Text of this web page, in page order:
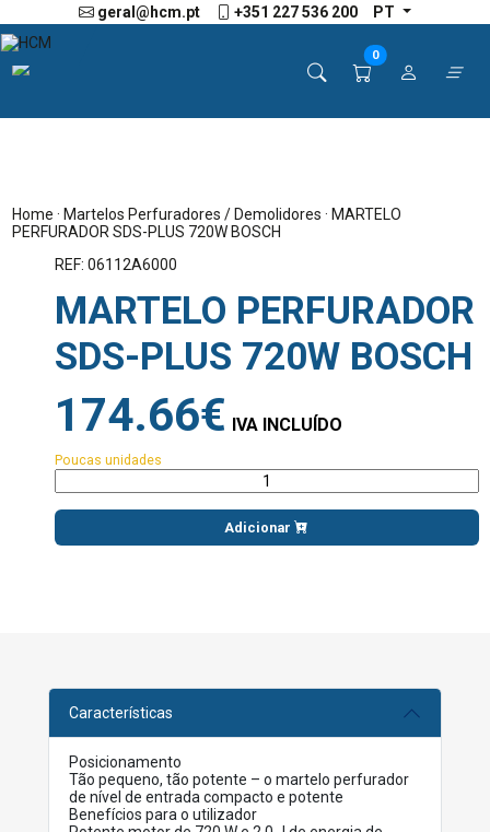
geral@hcm.pt +351 227 536 200 PT
0
Home · Martelos Perfuradores / Demolidores · MARTELO
PERFURADOR SDS-PLUS 720W BOSCH
REF: 06112A6000
MARTELO PERFURADOR
SDS-PLUS 720W BOSCH
174.66€IVA INCLUÍDO
Poucas unidades
Adicionar
Características
Posicionamento
Tão pequeno, tão potente – o martelo perfurador
de nível de entrada compacto e potente
Benefícios para o utilizador